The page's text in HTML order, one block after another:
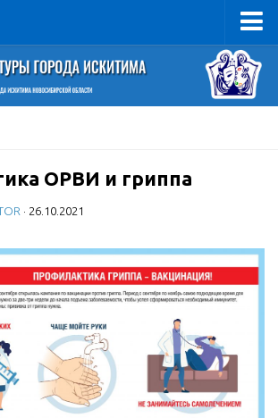
документы
коррупции
ОРВИ и гриппа
· 26.10.2021